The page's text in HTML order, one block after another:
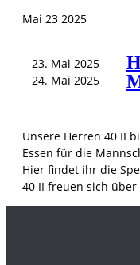
Mai 23 2025
23. Mai 2025 –
24. Mai 2025
Unsere Herren 40 II
Essen für die
Hier findet ihr die
40 II freuen sich